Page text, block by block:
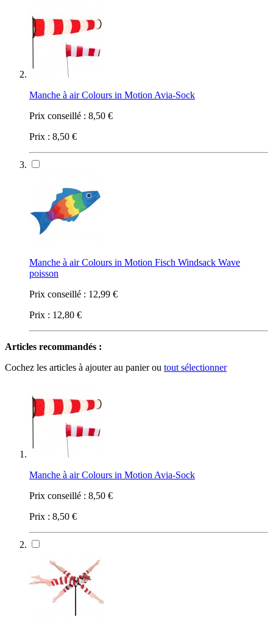
Manche à air Colours in Motion Avia-Sock
Prix conseillé : 8,50 €
Prix : 8,50 €
Manche à air Colours in Motion Fisch Windsack Wave
poisson
Prix conseillé : 12,99 €
Prix : 12,80 €
Articles recommandés :
Cochez les articles à ajouter au panier ou tout sélectionner
Manche à air Colours in Motion Avia-Sock
Prix conseillé : 8,50 €
Prix : 8,50 €